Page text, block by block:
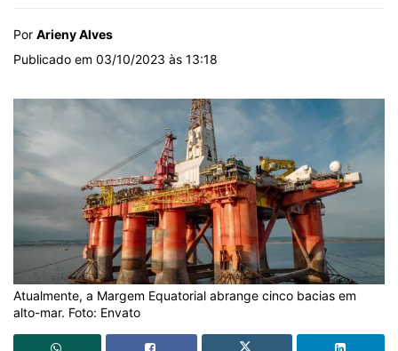
Por Arieny Alves
Publicado em 03/10/2023 às 13:18
Atualmente, a Margem Equatorial abrange cinco bacias em
alto-mar. Foto: Envato